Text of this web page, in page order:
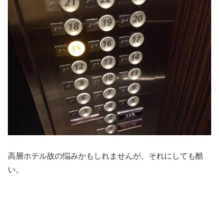
高層ホテル故の悩みかもしれませんが、それにしても酷
い。